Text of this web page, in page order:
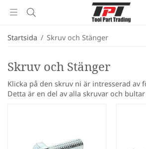
Startsida / Skruv och Stänger
Skruv och Stänger
Klicka på den skruv ni är intresserad av
Detta är en del av alla skruvar och